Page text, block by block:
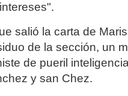
salió la carta de
de la sección, un
de pueril
y san Chez.